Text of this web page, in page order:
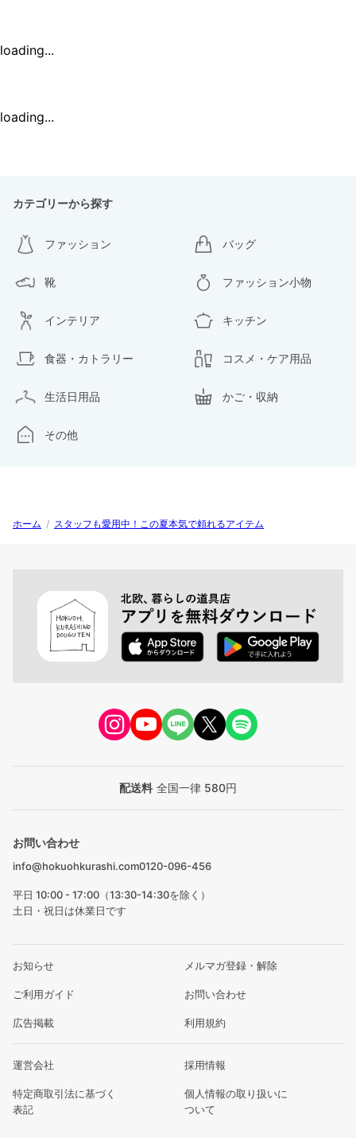
loading...
loading...
カテゴリーから探す
ファッション バッグ
靴 ファッション小物
インテリア キッチン
食器・カトラリー コスメ・ケア用品
生活日用品 かご・収納
その他
ホーム / スタッフも愛用中！この夏本気で頼れるアイテム
配送料 全国一律 580円
お問い合わせ
info@hokuohkurashi.com0120-096-456
平日 10:00 - 17:00（13:30-14:30を除く）
土日・祝日は休業日です
お知らせ メルマガ登録・解除
ご利用ガイド お問い合わせ
広告掲載 利用規約
運営会社 採用情報
特定商取引法に基づく
表記
個人情報の取り扱いに
ついて